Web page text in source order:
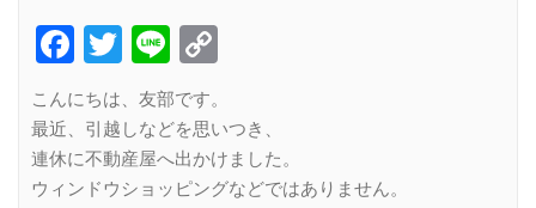
Facebook
Twitter
Line
こんにちは、友部です。
最近、引越しなどを思いつき、
連休に不動産屋へ出かけました。
ウィンドウショッピングなどではありません。